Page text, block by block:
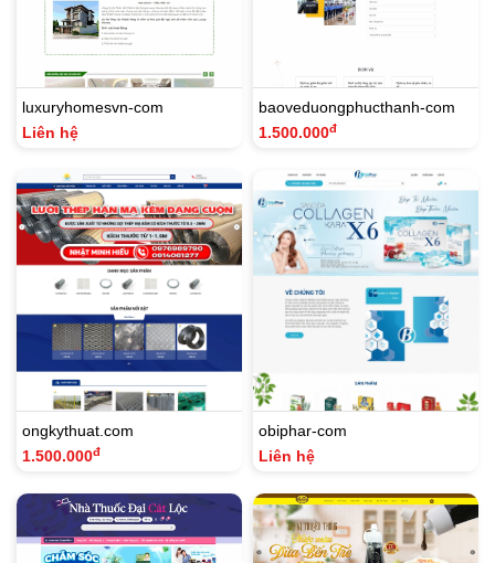
luxuryhomesvn-com
Liên hệ
baoveduongphucthanh-com
1.500.000đ
ongkythuat.com
1.500.000đ
obiphar-com
Liên hệ